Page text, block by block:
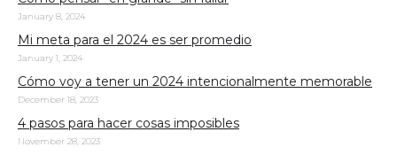
January 8, 2024
Mi meta para el 2024 es ser promedio
January 1, 2024
Cómo voy a tener un 2024 intencionalmente memorable
December 18, 2023
4 pasos para hacer cosas imposibles
November 28, 2023